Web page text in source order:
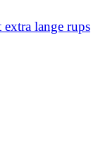
lange rups